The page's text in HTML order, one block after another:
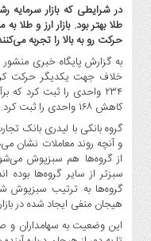
آپ
و
فن
آوری
بانک
،
بیمه
و
ارز
دیجیتال
کشاورزی
و
صنایع
در شرایطی که بازار سرمایه
طلا بهتر بود. بازار ارز و
حرکت رو‌ به بالا را تجربه
به گزارش پایگاه خبری
۲۳۴ واحدی را ثبت کرد
کاهش ۱۶۸ واحدی را ثبت کرد.
گروه بانکی با لیدری بانک
و آنچه روند معاملات نشان
از گروه‌ها هم سبزپوش
سبزتر از سایر گروه‌ها بوده
گروه‌ها به ترتیب سبزپوش
هیجان منفی ایجاد شده در
این وضعیت به سهامداران